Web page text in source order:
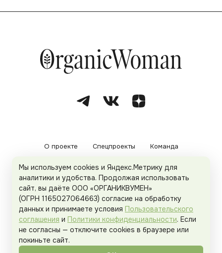
О проекте Спецпроекты Команда
Рекламодателям Политика конфиденциальности
Пользовательское соглашение
Organicwoman.ru . Все права защищены.
Мы используем cookies и Яндекс.Метрику для
аналитики и удобства. Продолжая использовать
сайт, вы даёте ООО «ОРГАНИКВУМЕН»
(ОГРН 1165027064663) согласие на обработку
данных и принимаете условия Пользовательского
соглашения и Политики конфиденциальности. Если
не согласны — отключите cookies в браузере или
покиньте сайт.